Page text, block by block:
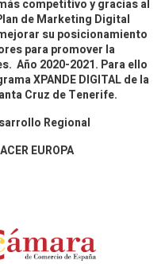
competitivo y gracias al
de Marketing Digital
su posicionamiento
para promover la
Año 2020-2021. Para ello
XPANDE DIGITAL de la
Cruz de Tenerife.
Regional
EUROPA